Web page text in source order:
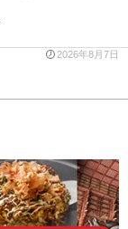
2026年8月7日